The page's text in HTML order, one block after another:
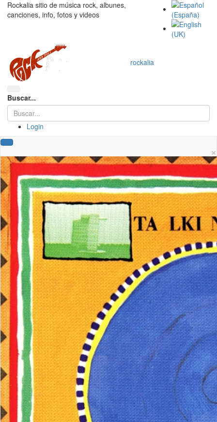
Rockalia sitio de música rock, albunes,
canciones, info, fotos y videos
rockalia
Buscar...
Login
×